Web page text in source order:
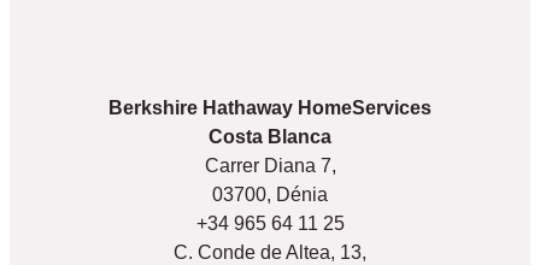
Berkshire Hathaway HomeServices
Costa Blanca
Carrer Diana 7,
03700, Dénia
+34 965 64 11 25
C. Conde de Altea, 13,